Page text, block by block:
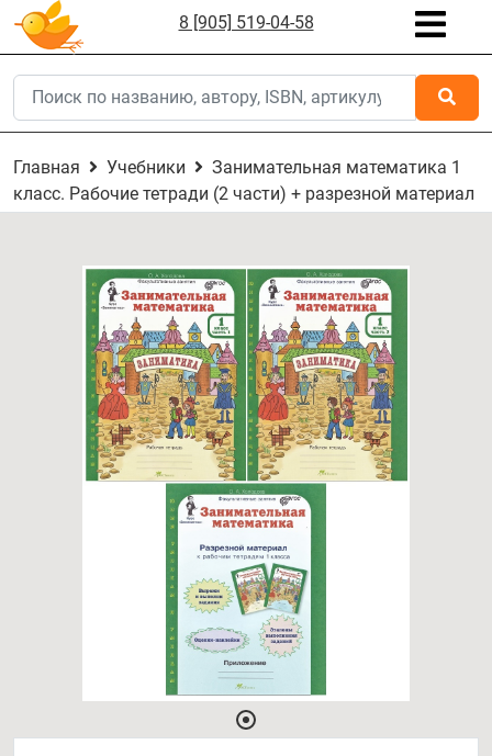
8 [905] 519-04-58
Главная Учебники
Занимательная математика 1
класс. Рабочие тетради (2 части) + разрезной материал